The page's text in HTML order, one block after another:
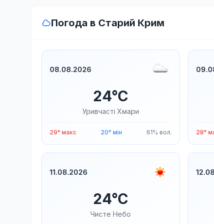
Погода в Старий Крим
08.08.2026
24°C
Уривчасті Хмари
29° макс 20° мін 61% вол. 28°
11.08.2026
24°C
Чисте Небо